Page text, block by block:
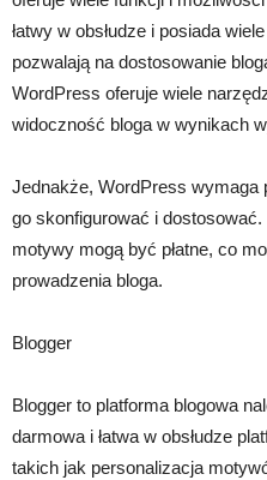
łatwy w obsłudze i posiada
pozwalają na dostosowanie
WordPress oferuje wiele
widoczność bloga w wynikach
Jednakże, WordPress wymaga
go skonfigurować i
motywy mogą być płatne, co
prowadzenia bloga.
Blogger
Blogger to platforma blogowa
darmowa i łatwa w obsłudze
takich jak personalizacja